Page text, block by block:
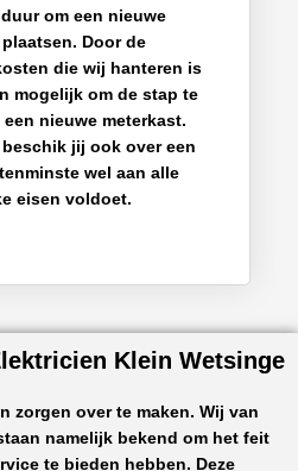
om een nieuwe
Door de
die wij hanteren is
mogelijk om de stap te
nieuwe meterkast.
jij ook over een
wel aan alle
eisen voldoet.
Klein Wetsinge
zorgen over te maken. Wij van
namelijk bekend om het feit
te bieden hebben. Deze